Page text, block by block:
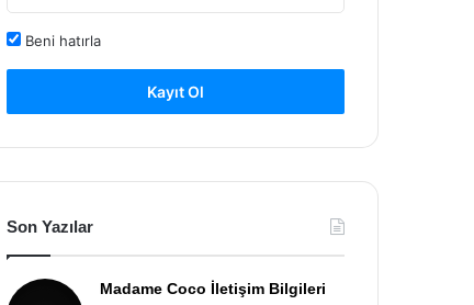
Beni hatırla
Kayıt Ol
Son Yazılar
Madame Coco İletişim Bilgileri